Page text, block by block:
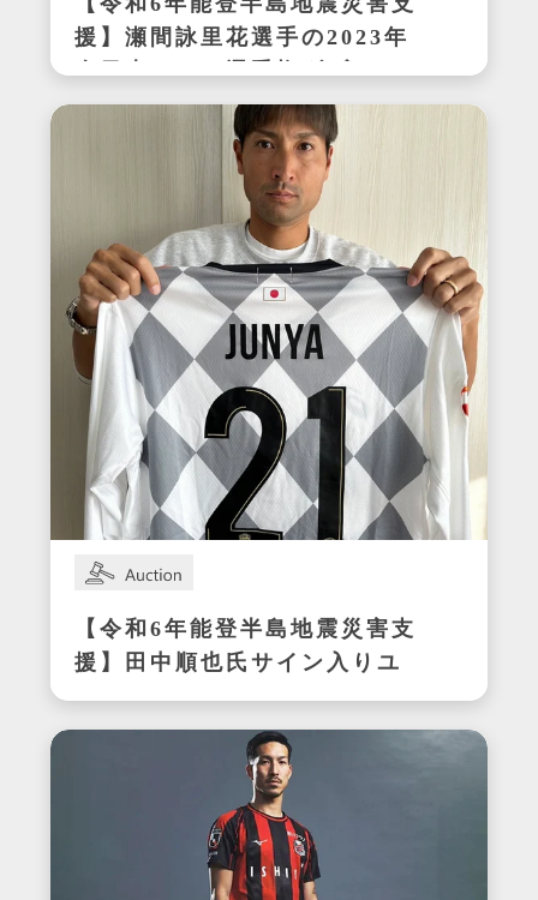
援】瀬間詠里花選手の2023年
全日本テニス選手権ダブルス
優勝時サイン入りラケット
【令和6年能登半島地震災害支
援】田中順也氏サイン入りユ
ニフォーム